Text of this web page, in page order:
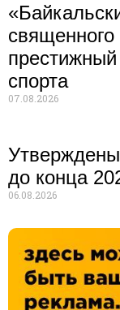
священного
спорта
07.08.2026
до конца
06.08.2026